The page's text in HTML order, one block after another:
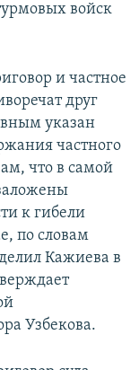
войск
и частное
друг
указан
частного
что в самой
к гибели
по словам
Кажиева в
Узбекова.